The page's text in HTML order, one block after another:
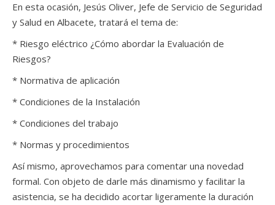
En esta ocasión, Jesús Oliver, Jefe de Servicio de Seguridad
y Salud en Albacete, tratará el tema de:
* Riesgo eléctrico ¿Cómo abordar la Evaluación de
Riesgos?
* Normativa de aplicación
* Condiciones de la Instalación
* Condiciones del trabajo
* Normas y procedimientos
Así mismo, aprovechamos para comentar una novedad
formal. Con objeto de darle más dinamismo y facilitar la
asistencia, se ha decidido acortar ligeramente la duración